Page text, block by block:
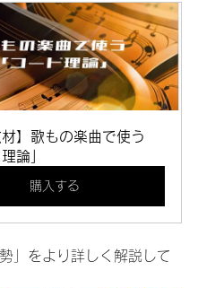
材】歌もの楽曲で使う
論」
購入する
」をより詳しく解説して